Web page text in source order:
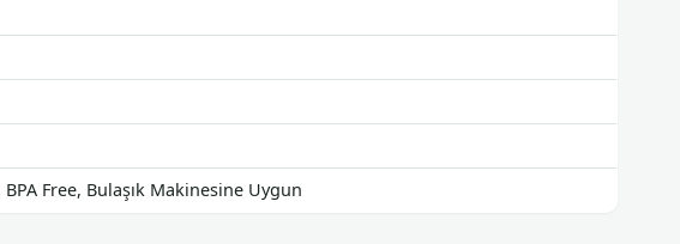
BPA Free, Bulaşık Makinesine Uygun